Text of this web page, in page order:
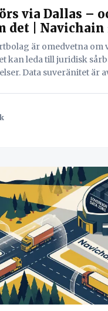
via Dallas –
det | Navichain
är omedvetna om
kan leda till juridisk
Data suveränitet är